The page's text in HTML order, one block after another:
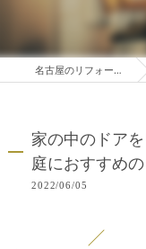
名古屋のリフォームは株式会社ロルフ
家の中のドア
庭におすすめ
2022/06/05